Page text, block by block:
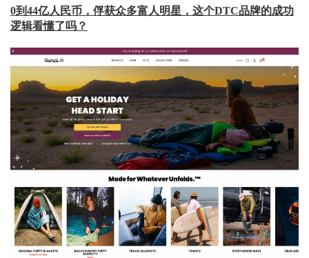
0到44亿人民币，俘获众多富人明星，这个DTC品牌的成功
逻辑看懂了吗？